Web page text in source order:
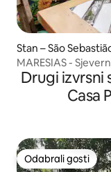
Stan – São
MARESIAS -
Drugi izvrsni
Casa
Odabrali gosti
Odabrali gosti